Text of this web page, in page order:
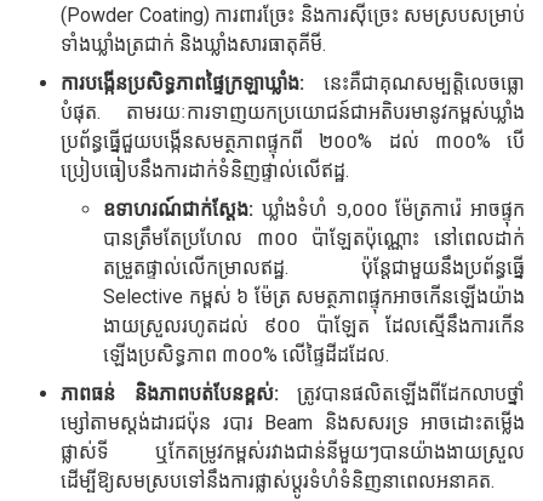
(Powder Coating) ការពារច្រែះ និងការស៊ីច្រេះ សមស្របសម្រាប់
ទាំងឃ្លាំងត្រជាក់ និងឃ្លាំងសារធាតុគីមី.
ការបង្កើនប្រសិទ្ធភាពផ្ទៃក្រឡាឃ្លាំង: នេះគឺជាគុណសម្បត្តិលេចធ្លោ
បំផុត. តាមរយៈការទាញយកប្រយោជន៍ជាអតិបរមានូវកម្ពស់ឃ្លាំង
ប្រព័ន្ធធ្នើជួយបង្កើនសមត្ថភាពផ្ទុកពី ២០០% ដល់ ៣០០% បើ
ប្រៀបធៀបនឹងការដាក់ទំនិញផ្ទាល់លើឥដ្ឋ.
ឧទាហរណ៍ជាក់ស្តែង: ឃ្លាំងទំហំ ១,០០០ ម៉ែត្រការ៉េ អាចផ្ទុក
បានត្រឹមតែប្រហែល ៣០០ ប៉ាឡែតប៉ុណ្ណោះ នៅពេលដាក់
តម្រួតផ្ទាល់លើកម្រាលឥដ្ឋ. ប៉ុន្តែជាមួយនឹងប្រព័ន្ធធ្នើ
Selective កម្ពស់ ៦ ម៉ែត្រ សមត្ថភាពផ្ទុកអាចកើនឡើងយ៉ាង
ងាយស្រួលរហូតដល់ ៩០០ ប៉ាឡែត ដែលស្មើនឹងការកើន
ឡើងប្រសិទ្ធភាព ៣០០% លើផ្ទៃដីដដែល.
ភាពធន់ និងភាពបត់បែនខ្ពស់:ត្រូវបានផលិតឡើងពីដែកលាបថ្នាំ
ម្សៅតាមស្តង់ដារជប៉ុន របារ Beam និងសសរទ្រ អាចដោះតម្លើង
ផ្លាស់ទី ឬកែតម្រូវកម្ពស់រវាងជាន់នីមួយៗបានយ៉ាងងាយស្រួល
ដើម្បីឱ្យសមស្របទៅនឹងការផ្លាស់ប្តូរទំហំទំនិញនាពេលអនាគត.